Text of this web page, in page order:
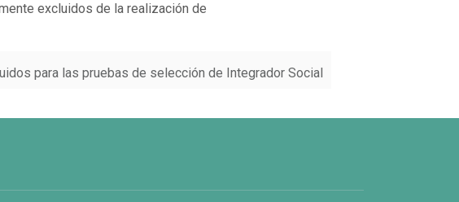
excluidos de la realización de
para las pruebas de selección de Integrador Social